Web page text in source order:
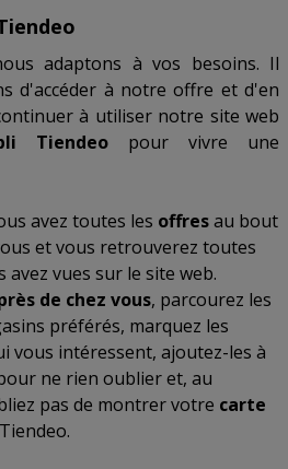
adaptons à vos besoins. Il
d'accéder à notre offre et d'en
à utiliser notre site web
Tiendeo pour vivre une
avez toutes les offresau bout
et vous retrouverez toutes
avez vues sur le site web.
de chez vous, parcourez les
préférés, marquez les
vous intéressent, ajoutez-les à
ne rien oublier et, au
pas de montrer votre carte